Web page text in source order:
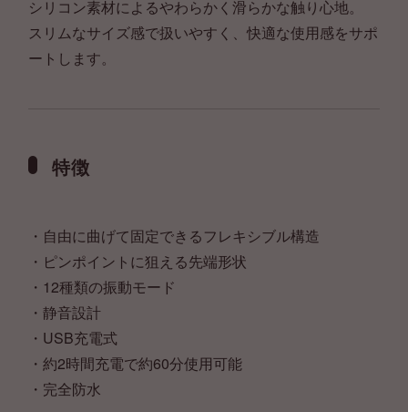
シリコン素材によるやわらかく滑らかな触り心地。
スリムなサイズ感で扱いやすく、快適な使用感をサポ
ートします。
特徴
・自由に曲げて固定できるフレキシブル構造
・ピンポイントに狙える先端形状
・12種類の振動モード
・静音設計
・USB充電式
・約2時間充電で約60分使用可能
・完全防水